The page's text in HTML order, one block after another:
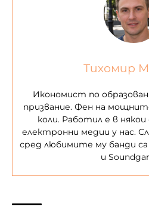
Тихомир
Икономист по
призвание. Фен на
коли. Работил е в
електронни медии у нас.
сред любимите му банди са
и